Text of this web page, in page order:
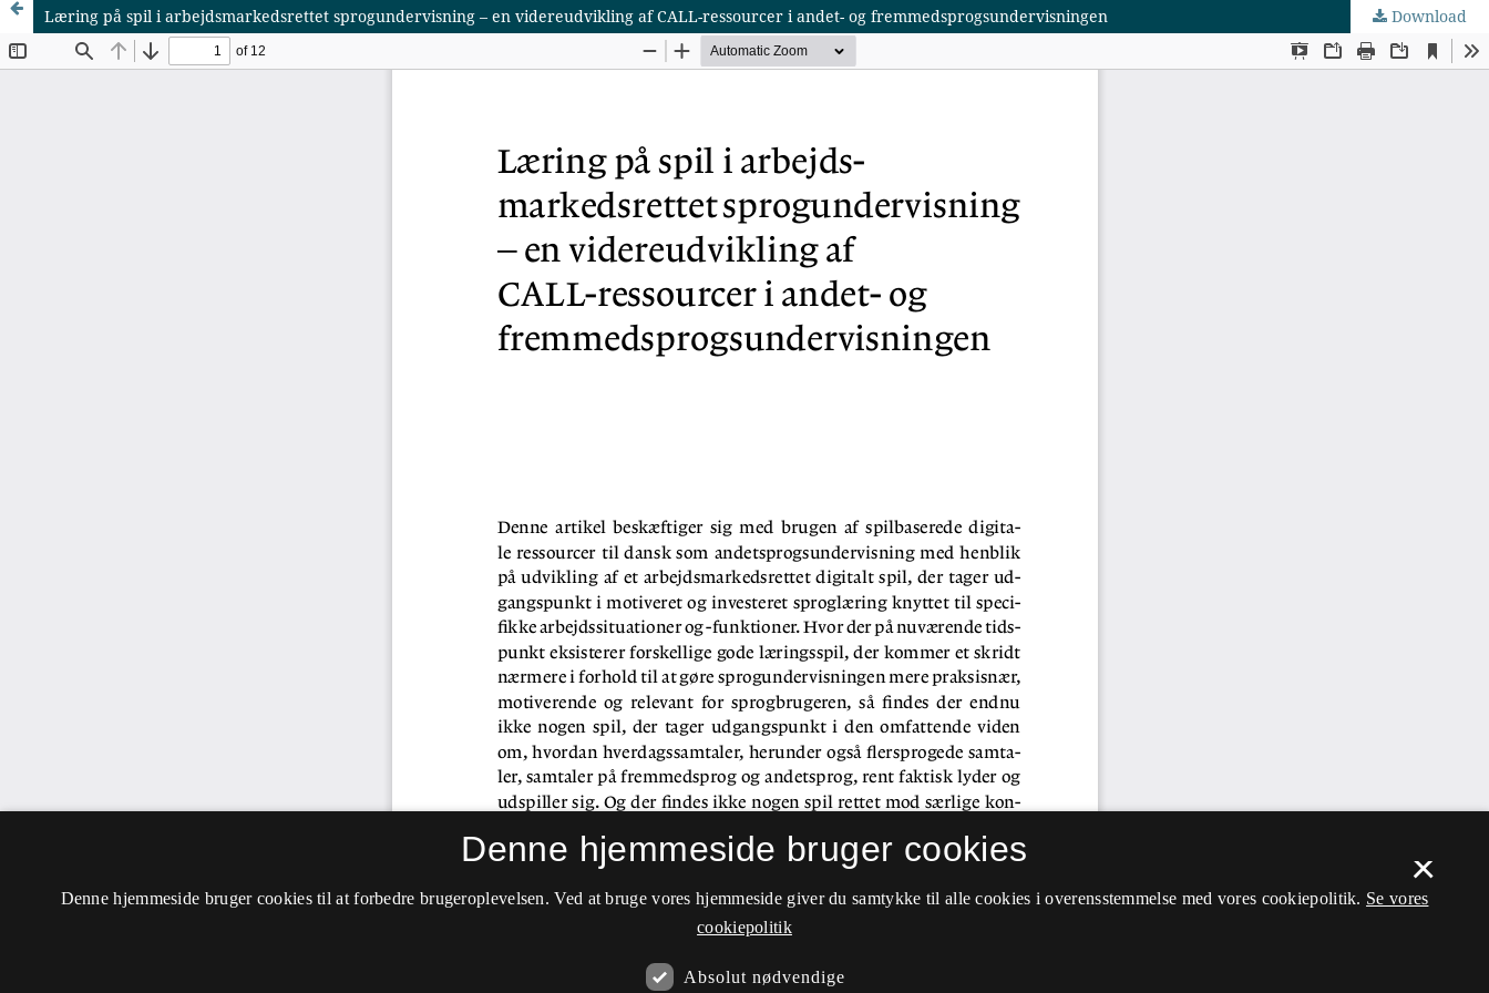
Læring på spil i arbejdsmarkedsrettet sprogundervisning – en videreudvikling af CALL-ressourcer i andet- og fremmedsprogsundervisningen Download
×
Denne hjemmeside bruger cookies
Denne hjemmeside bruger cookies til at forbedre brugeroplevelsen. Ved at bruge vores hjemmeside giver du samtykke til alle cookies i overensstemmelse med vores cookiepolitik. Se vores
cookiepolitik
Absolut nødvendige